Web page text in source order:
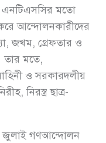
এনটিএসসির মতো
করে আন্দোলনকারীদের
জখম, গ্রেফতার ও
তার মতে,
ও সরকারদলীয়
নিরস্ত্র ছাত্র-
জুলাই গণআন্দোলন